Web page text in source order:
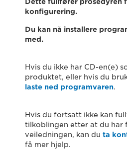
konfigurering.
Du kan nå installere
med.
Hvis du ikke har CD-en(e)
produktet, eller hvis du
laste ned programvaren.
Hvis du fortsatt ikke kan
tilkoblingen etter at du har
veiledningen, kan du ta
få mer hjelp.